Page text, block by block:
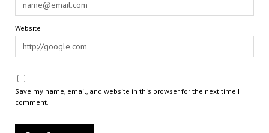
Website
Save my name, email, and website in this browser for the next time I
comment.